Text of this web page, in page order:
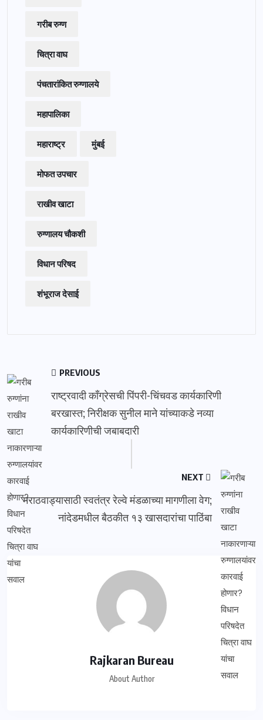
गरीब रुग्ण
चित्रा वाघ
पंचतारांकित रुग्णालये
महापालिका
महाराष्ट्र मुंबई
मोफत उपचार
राखीव खाटा
रुग्णालय चौकशी
विधान परिषद
शंभूराज देसाई
PREVIOUS
राष्ट्रवादी काँग्रेसची पिंपरी-चिंचवड कार्यकारिणी
बरखास्त; निरीक्षक सुनील माने यांच्याकडे नव्या
कार्यकारिणीची जबाबदारी
NEXT
मराठवाड्यासाठी स्वतंत्र रेल्वे मंडळाच्या मागणीला वेग;
नांदेडमधील बैठकीत १३ खासदारांचा पाठिंबा
Rajkaran Bureau
About Author